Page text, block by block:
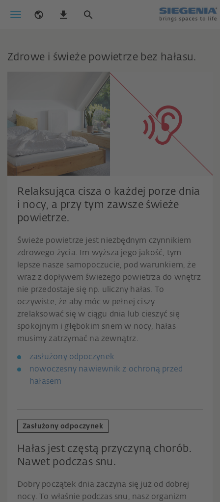
Zdrowe i świeże powietrze bez hałasu.
Relaksująca cisza o każdej porze dnia
i nocy, a przy tym zawsze świeże
powietrze.
Świeże powietrze jest niezbędnym czynnikiem
zdrowego życia. Im wyższa jego jakość, tym
lepsze nasze samopoczucie, pod warunkiem, że
wraz z dopływem świeżego powietrza do wnętrz
nie przedostaje się np. uliczny hałas. To
oczywiste, że aby móc w pełnej ciszy
zrelaksować się w ciągu dnia lub cieszyć się
spokojnym i głębokim snem w nocy, hałas
musimy zatrzymać na zewnątrz.
zasłużony odpoczynek
nowoczesny nawiewnik z ochroną przed
hałasem
Zasłużony odpoczynek
Hałas jest częstą przyczyną chorób.
Nawet podczas snu.
Dobry początek dnia zaczyna się już od dobrej
nocy. To właśnie podczas snu, nasz organizm